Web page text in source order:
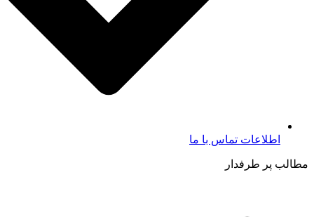
اطلاعات تماس با ما​
مطالب پر طرفدار